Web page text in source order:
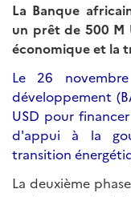
La Banque
un prêt de 500 M
économique et la
Le 26
développement
USD pour
d'appui à la
transition
La deuxième